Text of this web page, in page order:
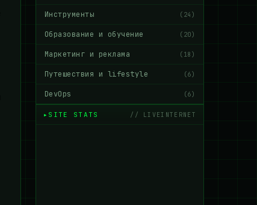
Инструменты (24)
Образование и обучение (20)
Маркетинг и реклама (18)
Путешествия и lifestyle (6)
DevOps (6)
SITE STATS // LIVEINTERNET